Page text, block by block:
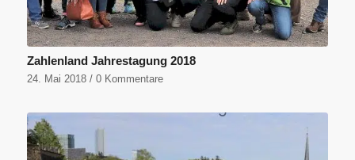
Zahlenland Jahrestagung 2018
24. Mai 2018 / 0 Kommentare